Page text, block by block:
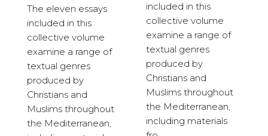
The eleven essays
included in this
collective volume
examine a range of
textual genres
produced by
Christians and
Muslims throughout
the Mediterranean,
included in this
collective volume
examine a range of
textual genres
produced by
Christians and
Muslims throughout
the Mediterranean,
including materials